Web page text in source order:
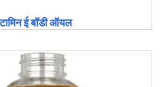
ई बॉडी ऑयल